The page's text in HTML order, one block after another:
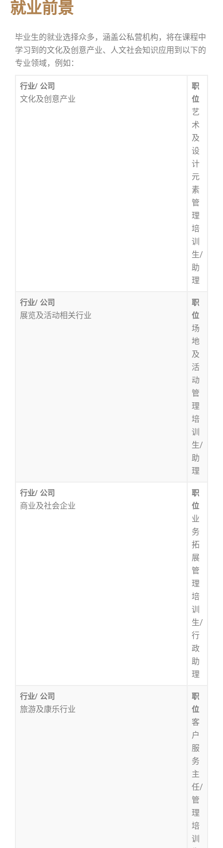
就业前景
毕业生的就业选择众多，涵盖公私营机构，将在课程中
学习到的文化及创意产业、人文社会知识应用到以下的
专业领域，例如：
行业/ 公司
文化及创意产业
职
位
艺
术
及
设
计
元
素
管
理
培
训
生/
助
理
行业/ 公司
展览及活动相关行业
职
位
场
地
及
活
动
管
理
培
训
生/
助
理
行业/ 公司
商业及社会企业
职
位
业
务
拓
展
管
理
培
训
生/
行
政
助
理
行业/ 公司
旅游及康乐行业
职
位
客
户
服
务
主
任/
管
理
培
训